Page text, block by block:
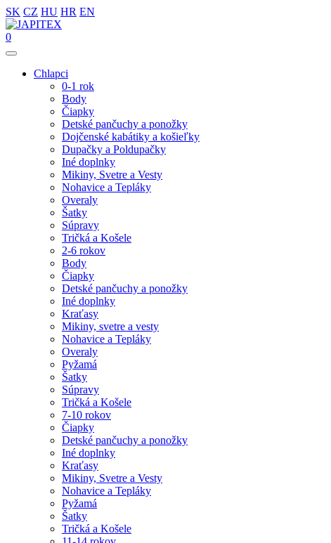
SK CZ HU HR EN
0
Chlapci
0-1 rok
Body
Čiapky
Detské pančuchy a ponožky
Dojčenské kabátiky a košieľky
Dupačky a Poldupačky
Iné doplnky
Mikiny, Svetre a Vesty
Nohavice a Tepláky
Overaly
Šatky
Súpravy
Tričká a Košele
2-6 rokov
Body
Čiapky
Detské pančuchy a ponožky
Iné doplnky
Kraťasy
Mikiny, svetre a vesty
Nohavice a Tepláky
Overaly
Pyžamá
Šatky
Súpravy
Tričká a Košele
7-10 rokov
Čiapky
Detské pančuchy a ponožky
Iné doplnky
Kraťasy
Mikiny, Svetre a Vesty
Nohavice a Tepláky
Pyžamá
Šatky
Tričká a Košele